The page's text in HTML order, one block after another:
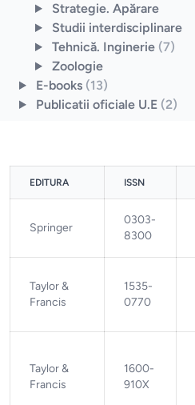
Strategie. Apărare
Studii interdisciplinare
Tehnică. Inginerie (7)
Zoologie
E-books (13)
Publicatii oficiale U.E (2)
EDITURA ISSN
Springer
0303-
8300
Taylor &
Francis
1535-
0770
Taylor &
Francis
1600-
910X